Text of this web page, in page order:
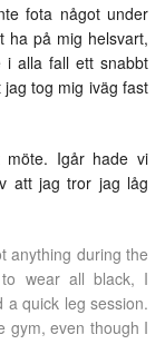
fota något under
ha på mig helsvart,
i alla fall ett snabbt
tog mig iväg fast
Igår hade vi
att jag tror jag låg
anything during the
wear all black, I
quick leg session.
gym, even though I